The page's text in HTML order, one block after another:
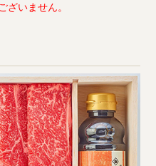
いません。